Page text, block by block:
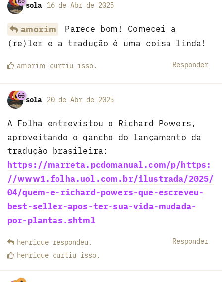
sola 16 de Abr de 2025
amorim
Parece bom! Comecei a
(re)ler e a tradução é uma coisa linda!
Responder
amorim curtiu isso.
sola 20 de Abr de 2025
A Folha entrevistou o Richard Powers,
aproveitando o gancho do lançamento da
tradução brasileira:
https://marreta.pcdomanual.com/p/https:
//www1.folha.uol.com.br/ilustrada/2025/
04/quem-e-richard-powers-que-escreveu-
best-seller-apos-ter-sua-vida-mudada-
por-plantas.shtml
Responder
henrique respondeu .
henrique curtiu isso.